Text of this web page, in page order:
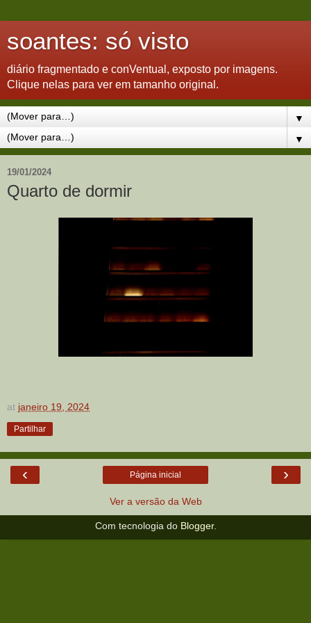
soantes: só visto
diário fragmentado e conVentual, exposto por imagens.
Clique nelas para ver em tamanho original.
▼
▼
19/01/2024
Quarto de dormir
at janeiro 19, 2024
Partilhar
‹ ›
Página inicial
Ver a versão da Web
Com tecnologia do Blogger.